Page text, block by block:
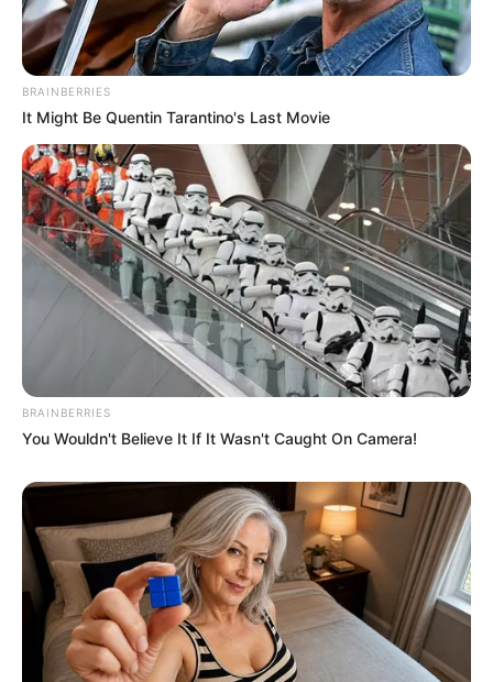
Participe do nosso grupo do
WhatsApp!
Fique informado em tempo real sobre as principais
notícias de Paraguaçu Paulista e região
Clique aqui para entrar no grupo
BRAINBERRIES
It Might Be Quentin Tarantino's Last Movie
BRAINBERRIES
You Wouldn't Believe It If It Wasn't Caught On Camera!